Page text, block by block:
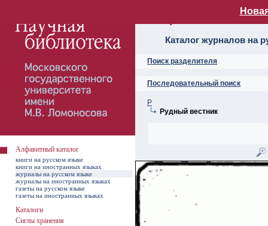
Алфавитный
Каталог журналов на
Поиск разделителя
Последовательный поиск
Р
Рудный вестник
Алфавитный каталог
книги на русском языке
книги на иностранных языках
журналы на русском языке
журналы на иностранных языках
газеты на русском языке
газеты на иностранных языках
Каталоги
Сиглы хранения